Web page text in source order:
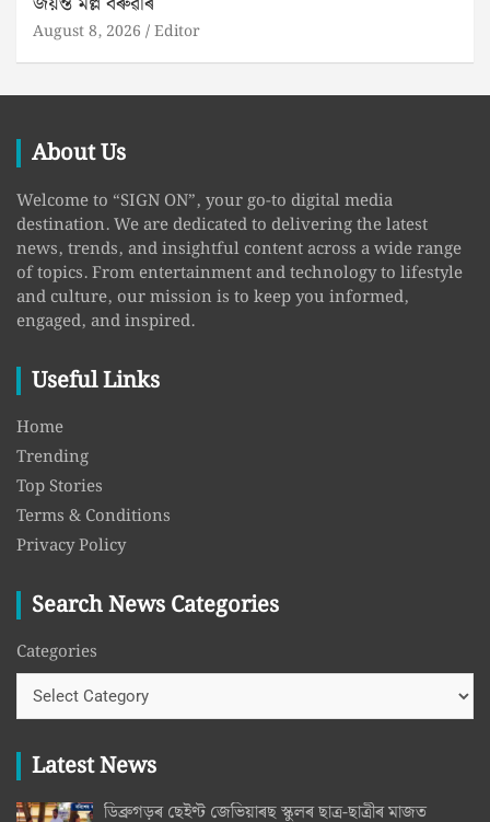
August 8, 2026 Editor
About Us
Welcome to “SIGN ON”, your go-to digital media
destination. We are dedicated to delivering the latest
news, trends, and insightful content across a wide range
of topics. From entertainment and technology to lifestyle
and culture, our mission is to keep you informed,
engaged, and inspired.
Useful Links
Home
Trending
Top Stories
Terms & Conditions
Privacy Policy
Search News Categories
Categories
Latest News
ডিব্ৰুগড়ৰ ছেইণ্ট জেভিয়াৰছ স্কুলৰ ছাত্ৰ-ছাত্ৰীৰ মাজত